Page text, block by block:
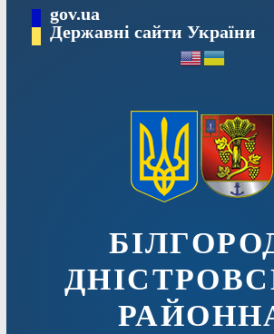
вмісту
gov.ua
Державні сайти України